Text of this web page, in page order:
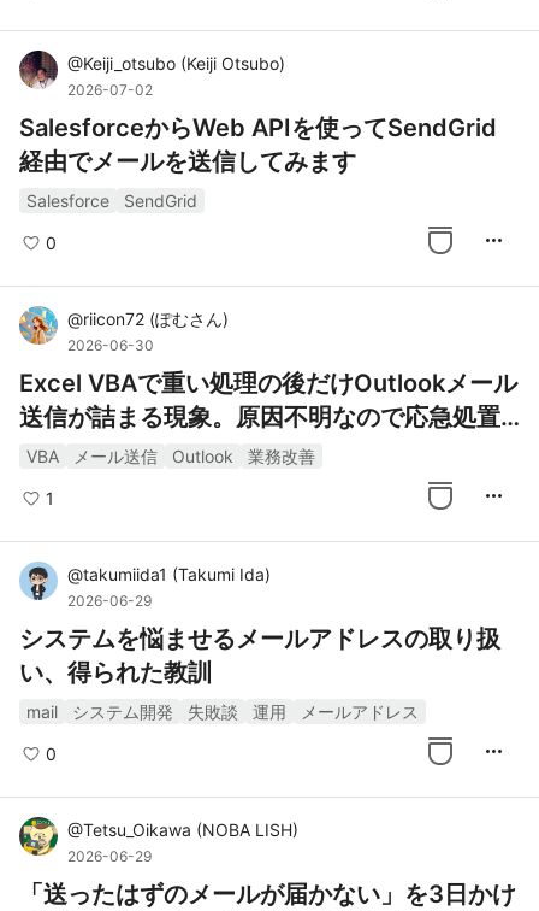
@Keiji_otsubo (Keiji Otsubo)
2026-07-02
SalesforceからWeb APIを使ってSendGrid
経由でメールを送信してみます
Salesforce SendGrid
0 more_horiz
@riicon72 (ぽむさん)
2026-06-30
Excel VBAで重い処理の後だけOutlookメール
送信が詰まる現象。原因不明なので応急処置
で運用中
VBA メール送信 Outlook 業務改善
1 more_horiz
@takumiida1 (Takumi Ida)
2026-06-29
システムを悩ませるメールアドレスの取り扱
い、得られた教訓
mail システム開発 失敗談 運用 メールアドレス
0 more_horiz
@Tetsu_Oikawa (NOBA LISH)
2026-06-29
「送ったはずのメールが届かない」を3日かけ